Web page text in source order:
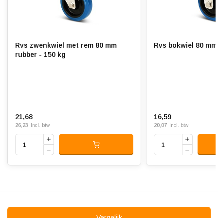
Geluiddempend:
Rvs zwenkwiel met rem 80 mm
rubber - 150 kg
21,68
26,23 Incl. btw
Rvs bokwiel 80
16,59
20,07 Incl. btw